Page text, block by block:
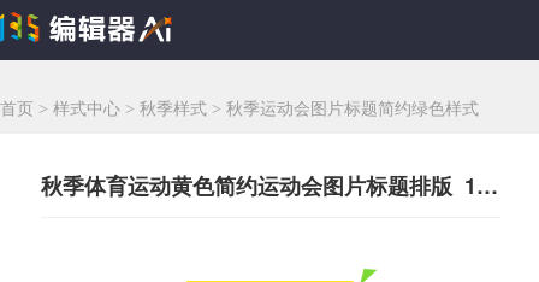
首页 > 样式中心 > 秋季样式 > 秋季运动会图片标题简约绿色样式
秋季体育运动黄色简约运动会图片标题排版 148993